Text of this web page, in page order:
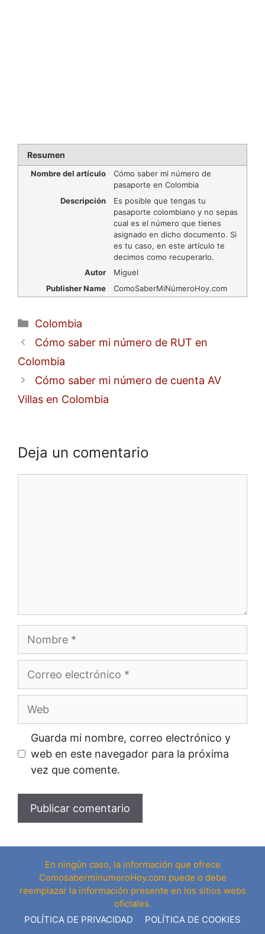
Resumen
Nombre del artículo
Cómo saber mi número de
pasaporte en Colombia
Descripción
Es posible que tengas tu
pasaporte colombiano y no sepas
cual es el número que tienes
asignado en dicho documento. Si
es tu caso, en este artículo te
decimos como recuperarlo.
Autor
Miguel
Publisher Name
ComoSaberMiNúmeroHoy.com
Categorías
Colombia
Cómo saber mi número de RUT en
Colombia
Cómo saber mi número de cuenta AV
Villas en Colombia
Deja un comentario
Correo
electrónico
Guarda mi nombre, correo electrónico y
web en este navegador para la próxima
vez que comente.
En ningún caso, la información que ofrece
ComosaberminumeroHoy.com puede o debe
reemplazar la información presente en los sitios webs
oficiales.
POLÍTICA DE PRIVACIDAD
POLÍTICA DE COOKIES